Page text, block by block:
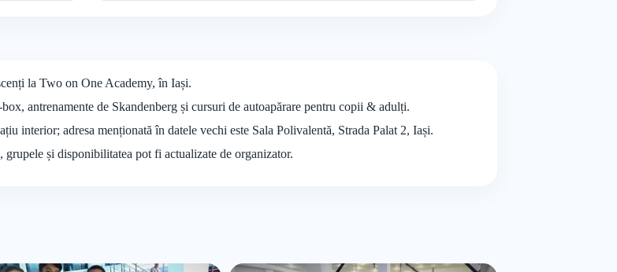
la Two on One Academy, în Iași.
antrenamente de Skandenberg și cursuri de autoapărare pentru copii & adulți.
interior; adresa menționată în datele vechi este Sala Polivalentă, Strada Palat 2, Iași.
și disponibilitatea pot fi actualizate de organizator.